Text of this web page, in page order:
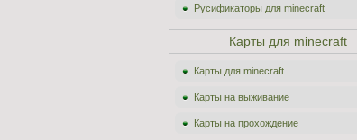
Русификаторы для minecraft
Карты для minecraft
Карты для minecraft
Карты на выживание
Карты на прохождение